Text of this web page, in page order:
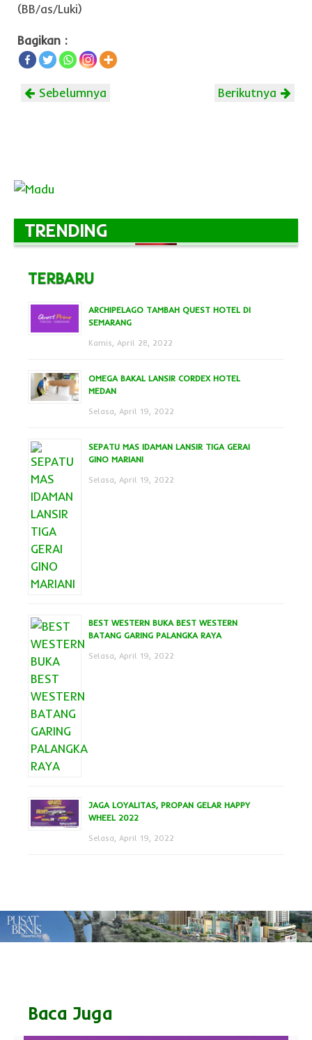
(BB/as/Luki)
Bagikan :
Berikutnya
Sebelumnya
TRENDING
TERBARU
ARCHIPELAGO TAMBAH QUEST HOTEL DI
SEMARANG
Kamis, April 28, 2022
OMEGA BAKAL LANSIR CORDEX HOTEL
MEDAN
Selasa, April 19, 2022
SEPATU MAS IDAMAN LANSIR TIGA GERAI
GINO MARIANI
Selasa, April 19, 2022
BEST WESTERN BUKA BEST WESTERN
BATANG GARING PALANGKA RAYA
Selasa, April 19, 2022
JAGA LOYALITAS, PROPAN GELAR HAPPY
WHEEL 2022
Selasa, April 19, 2022
Baca Juga